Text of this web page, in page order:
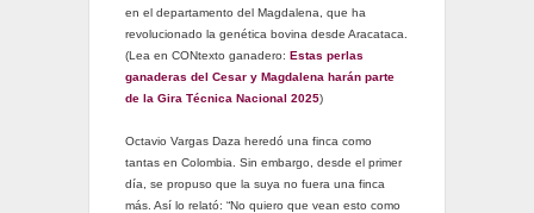
en el departamento del Magdalena, que ha
revolucionado la genética bovina desde Aracataca.
(Lea en CONtexto ganadero: Estas perlas
ganaderas del Cesar y Magdalena harán parte
de la Gira Técnica Nacional 2025)
Octavio Vargas Daza heredó una finca como
tantas en Colombia. Sin embargo, desde el primer
día, se propuso que la suya no fuera una finca
más. Así lo relató: “No quiero que vean esto como